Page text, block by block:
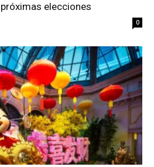
elecciones
0